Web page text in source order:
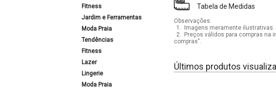
Fitness
Jardim e Ferramentas
Moda Praia
Tendências
Fitness
Lazer
Lingerie
Moda Praia
Tabela de Medidas
Observações:
1.
Imagens meramente
2.
Preços válidos para compras na
compras".
Últimos produtos